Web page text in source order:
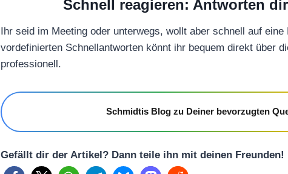
Schnell reagieren: Antworten
Ihr seid im Meeting oder unterwegs, wollt aber schnell auf
vordefinierten Schnellantworten könnt ihr bequem direkt über
professionell.
Schmidtis Blog zu Deiner bevorzugten
Gefällt dir der Artikel? Dann teile ihn mit deinen Freunden!